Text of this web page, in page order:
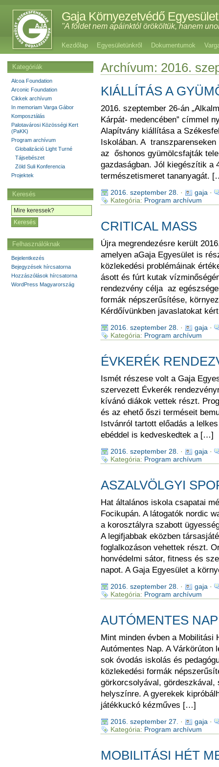
Gaja Környezetvédő Egyesület
"A földet nem apáinktól örököltük, hanem
Kezdőlap Egyesületünkről Dokumentumok
Archívum: 2016.
KIÁLLÍTÁS A
2016. szeptember 26-án
Kárpát- medencében” címmel
Alapítvány kiállítása a
Iskolában. A
az őshonos gyümölcsfajták
gazdaságban. Jól kiegészítik a
természetismeret tananyagát.
2016. szeptember 28. · gaja ·
Kategória: Program archívum
CRITICAL MASS
Újra megrendezésre került
amelyen aGaja Egyesület is
közlekedési problémáinak
ásott és fúrt kutak
rendezvény célja az
formák népszerűsítése,
Kérdőívünkben javaslatokat
2016. szeptember 28. · gaja ·
Kategória: Program archívum
ÉVKERÉK
Ismét részese volt a Gaja
szervezett Évkerék
kívánó diákok vettek részt.
és az ehető őszi terméseit
Istvánról tartott előadás a
ebéddel is kedveskedtek a […]
2016. szeptember 28. · gaja ·
Kategória: Program archívum
ASZALVÖLGYI
Hat általános iskola csapatai
Focikupán. A látogatók nordic
a korosztályra szabott
A legifjabbak eközben
foglalkozáson vehettek részt.
honvédelmi sátor, fitness és
napot. A Gaja Egyesület a
2016. szeptember 28. · gaja ·
Kategória: Program archívum
AUTÓMENTES NAP
Mint minden évben a Mobilitási
Autómentes Nap. A Várkörúton
sok óvodás iskolás és
közlekedési formák
görkorcsolyával, gördeszkával,
helyszínre. A gyerekek
játékkuckó kézműves […]
2016. szeptember 27. · gaja ·
Kategória: Program archívum
MOBILITÁSI HÉT
Kategóriák
Alcoa Foundation
Arconic Foundation
Cikkek archívum
In memoriam Varga Gábor
Komposztálás
Palotavárosi Közösségi Kert
(PaKK)
Program archívum
Globalizáció Light Turné
Tájsebészet
Zöld Suli Konferencia
Projektek
Keresés
Felhasználóknak
Bejelentkezés
Bejegyzések hírcsatorna
Hozzászólások hírcsatorna
WordPress Magyarország